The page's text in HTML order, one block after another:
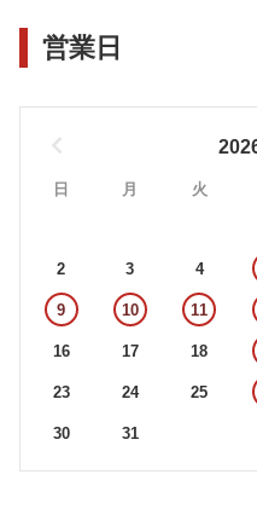
営業日
日 月 火
2 3 4
9 10 11
16 17 18
23 24 25
30 31